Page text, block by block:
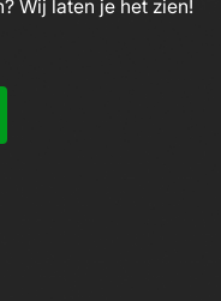
Wij laten je het zien!